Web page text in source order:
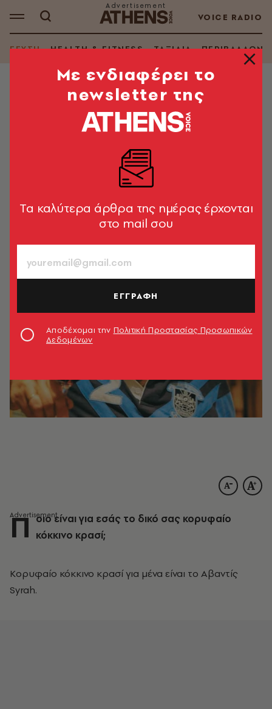
VOICE RADIO
ΓΕΥΣΗ HEALTH & FITNESS ΤΑΞΙΔΙΑ ΠΕΡΙΒΑΛΛΟΝ
WINE & SPIRITS
Το top κρασί του Απόστολου
Μούντριχα
Ο οινολόγος, ψυχή και μυαλό του κτήματος Αβαντίς,
μας συστήνει το κορυφαίο κόκκινο κρασί τους
Γιάννης Δημόπουλος
Π οιο είναι για εσάς το δικό σας κορυφαίο
κόκκινο κρασί;
Κορυφαίο κόκκινο κρασί για μένα είναι το Αβαντίς
Syrah.
Mε ενδιαφέρει το
newsletter της
Tα καλύτερα άρθρα της ημέρας έρχονται
στο mail σου
ΕΓΓΡΑΦΗ
Αποδέχομαι την Πολιτική Προστασίας Προσωπικών
Δεδομένων